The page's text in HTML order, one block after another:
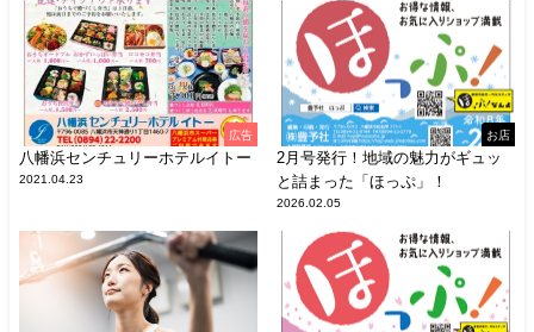
広告
八幡浜センチュリーホテルイトー
2021.04.23
お店
2月号発行！地域の魅力がギュッ
と詰まった「ほっぷ」！
2026.02.05